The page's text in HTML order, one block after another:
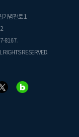
기념관로 1
8167.
RESERVED.